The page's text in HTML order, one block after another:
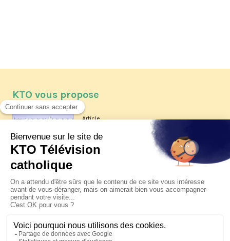
KTO vous propose
Article
Les reportages d'été 2026 de KTO
La visite pastorale du pape Léon
XIV à Assise à suivre sur KTO le
jeudi 6 août
Le pape en Uruguay, Argentine et
Pérou du 6 au 17 novembre 2026